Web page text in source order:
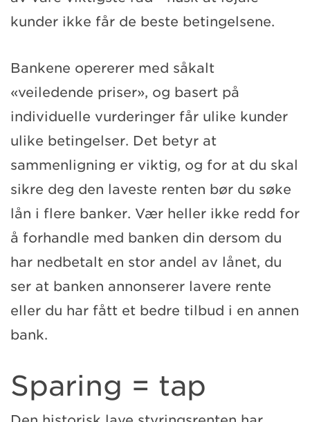
kunder ikke får de beste betingelsene.
Bankene opererer med såkalt
«veiledende priser», og basert på
individuelle vurderinger får ulike kunder
ulike betingelser. Det betyr at
sammenligning er viktig, og for at du skal
sikre deg den laveste renten bør du søke
lån i flere banker. Vær heller ikke redd for
å forhandle med banken din dersom du
har nedbetalt en stor andel av lånet, du
ser at banken annonserer lavere rente
eller du har fått et bedre tilbud i en annen
bank.
Sparing = tap